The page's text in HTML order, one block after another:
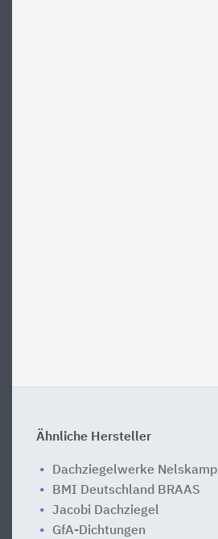
Ähnliche Hersteller
Dachziegelwerke Nelskamp
BMI Deutschland BRAAS
Jacobi Dachziegel
GfA-Dichtungen